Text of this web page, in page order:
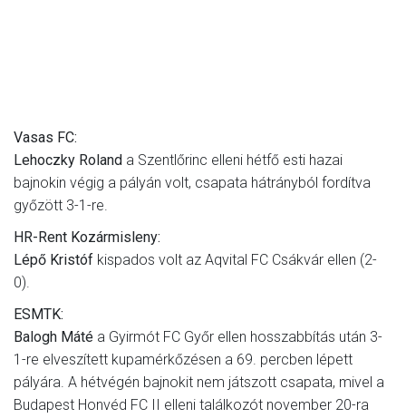
Vasas FC:
Lehoczky Roland a Szentlőrinc elleni hétfő esti hazai
bajnokin végig a pályán volt, csapata hátrányból fordítva
győzött 3-1-re.
HR-Rent Kozármisleny:
Lépő Kristóf kispados volt az Aqvital FC Csákvár ellen (2-
0).
ESMTK:
Balogh Máté a Gyirmót FC Győr ellen hosszabbítás után 3-
1-re elveszített kupamérkőzésen a 69. percben lépett
pályára. A hétvégén bajnokit nem játszott csapata, mivel a
Budapest Honvéd FC II elleni találkozót november 20-ra